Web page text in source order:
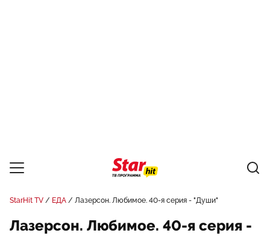
StarHit TV ЕДА Лазерсон. Любимое. 40-я серия - "Души"
Лазерсон. Любимое. 40-я серия -